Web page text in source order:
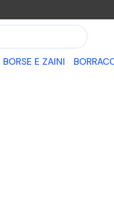
BORSE E ZAINI